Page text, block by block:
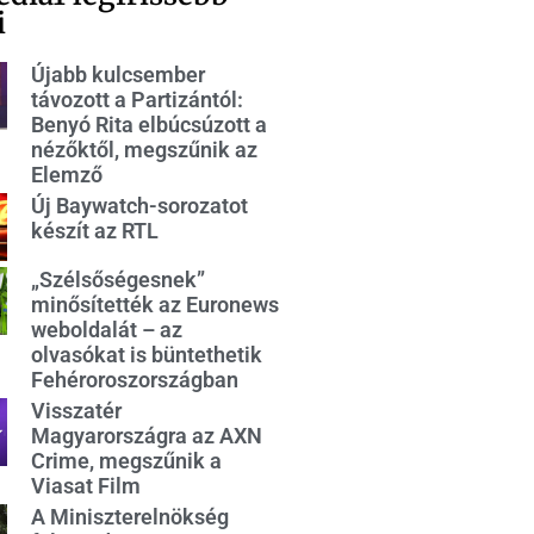
Újabb kulcsember
távozott a Partizántól:
Benyó Rita elbúcsúzott a
nézőktől, megszűnik az
Elemző
Új Baywatch-sorozatot
készít az RTL
„Szélsőségesnek”
minősítették az Euronews
weboldalát – az
olvasókat is büntethetik
Fehéroroszországban
Visszatér
Magyarországra az AXN
Crime, megszűnik a
Viasat Film
A Miniszterelnökség